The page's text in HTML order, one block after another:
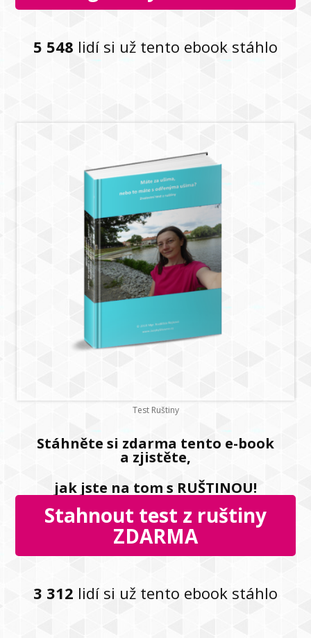
5 548 lidí si už tento ebook stáhlo
Test Ruštiny
Stáhněte si zdarma tento e-book
a zjistěte,
jak jste na tom s RUŠTINOU!
Stahnout test z ruštiny
ZDARMA
3 312 lidí si už tento ebook stáhlo